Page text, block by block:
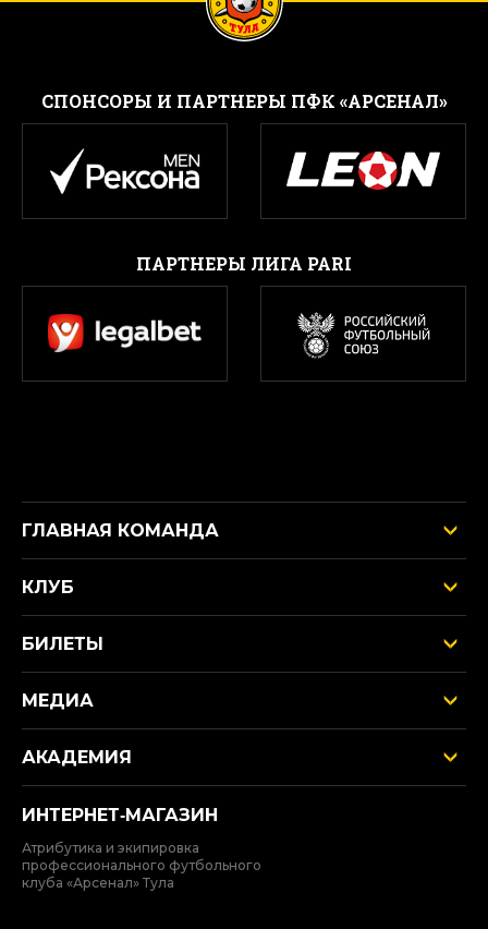
CПОНСОРЫ И ПАРТНЕРЫ ПФК «АРСЕНАЛ»
ПАРТНЕРЫ ЛИГА PARI
ГЛАВНАЯ КОМАНДА
КЛУБ
БИЛЕТЫ
МЕДИА
АКАДЕМИЯ
ИНТЕРНЕТ‑МАГАЗИН
Атрибутика и экипировка
профессионального футбольного
клуба «Арсенал» Тула